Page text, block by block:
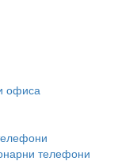
офиса
телефони